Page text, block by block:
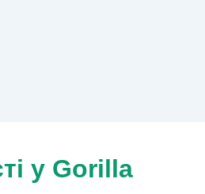
у Gorilla